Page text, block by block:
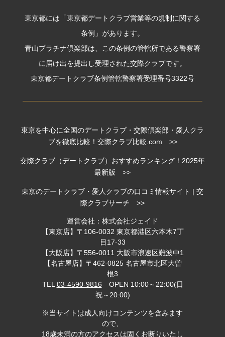
東京都には「東京都デートクラブ営業等の規制に関する
条例」があります。
青山プラチナ倶楽部は、この条例の管轄所である警察署
に届け出を提出し受理された交際クラブです。
東京都デートクラブ条例管轄警察署受理番号3322号
東京を中心に全国のデートクラブ・交際倶楽部・愛人クラ
ブを徹底比較！交際クラブ比較.com >>
交際クラブ（デートクラブ）おすすめランキング！2025年
最新版 >>
東京のデートクラブ・愛人クラブの口コミ情報サイト | 交
際クラブサーチ >>
運営会社：株式会社ジェイド
【東京店】〒106-0032 東京都港区六本木7丁
目17-33
【大阪店】〒556-0011 大阪市浪速区難波中1
【名古屋店】〒462-0825 名古屋市北区大曽
根3
TEL 03-4590-9816 OPEN 10:00～22:00(日
祝～20:00)
※当サイトは成人向けコンテンツを含みます
ので、
18歳未満の方のアクセスは固くお断りいたし